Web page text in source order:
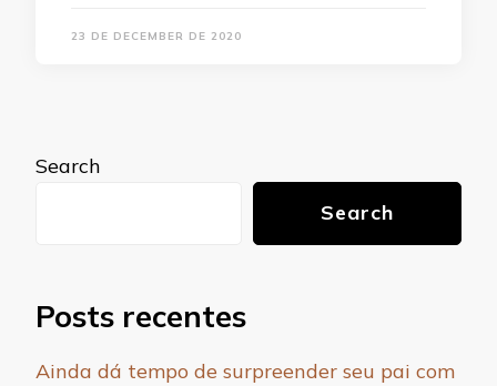
23 DE DECEMBER DE 2020
Search
Search
Posts recentes
Ainda dá tempo de surpreender seu pai com